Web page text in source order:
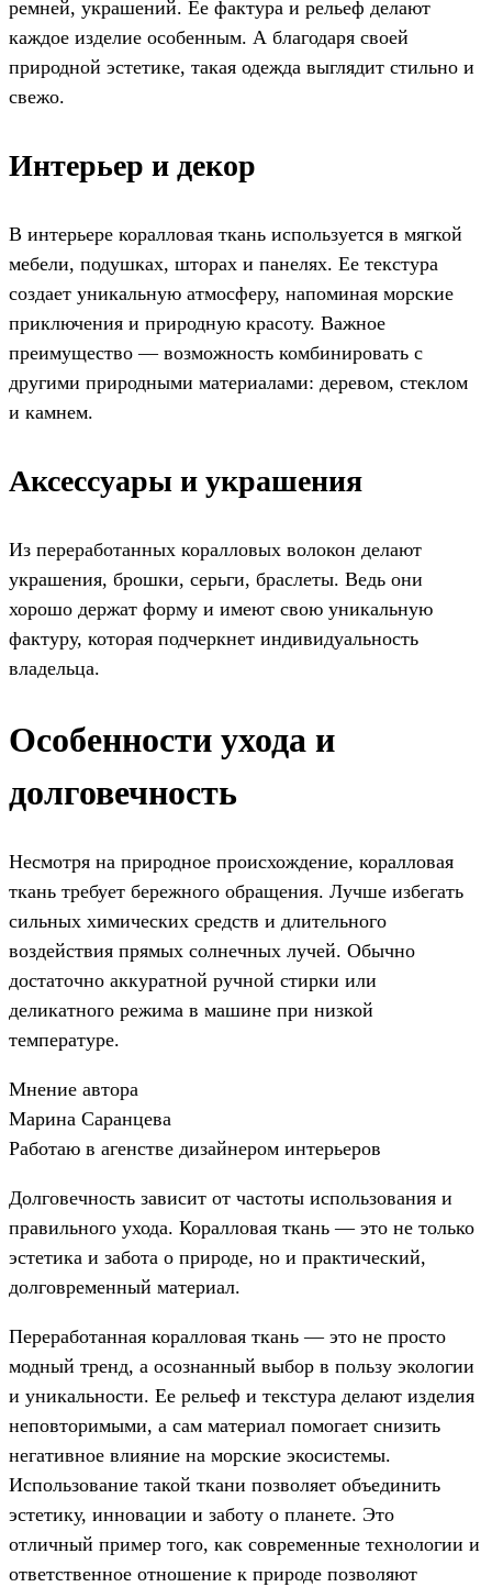
ремней, украшений. Ее фактура и рельеф делают
каждое изделие особенным. А благодаря своей
природной эстетике, такая одежда выглядит стильно и
свежо.
Интерьер и декор
В интерьере коралловая ткань используется в мягкой
мебели, подушках, шторах и панелях. Ее текстура
создает уникальную атмосферу, напоминая морские
приключения и природную красоту. Важное
преимущество — возможность комбинировать с
другими природными материалами: деревом, стеклом
и камнем.
Аксессуары и украшения
Из переработанных коралловых волокон делают
украшения, брошки, серьги, браслеты. Ведь они
хорошо держат форму и имеют свою уникальную
фактуру, которая подчеркнет индивидуальность
владельца.
Особенности ухода и
долговечность
Несмотря на природное происхождение, коралловая
ткань требует бережного обращения. Лучше избегать
сильных химических средств и длительного
воздействия прямых солнечных лучей. Обычно
достаточно аккуратной ручной стирки или
деликатного режима в машине при низкой
температуре.
Мнение автора
Марина Саранцева
Работаю в агенстве дизайнером интерьеров
Долговечность зависит от частоты использования и
правильного ухода. Коралловая ткань — это не только
эстетика и забота о природе, но и практический,
долговременный материал.
Переработанная коралловая ткань — это не просто
модный тренд, а осознанный выбор в пользу экологии
и уникальности. Ее рельеф и текстура делают изделия
неповторимыми, а сам материал помогает снизить
негативное влияние на морские экосистемы.
Использование такой ткани позволяет объединить
эстетику, инновации и заботу о планете. Это
отличный пример того, как современные технологии и
ответственное отношение к природе позволяют